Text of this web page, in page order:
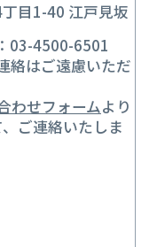
目1-40 江戸見坂
03-4500-6501
絡はご遠慮いただ
わせフォームより
ご連絡いたしま